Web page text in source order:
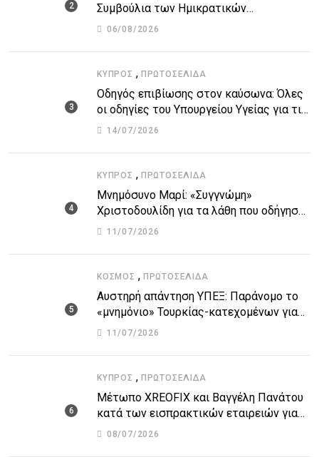
Συμβούλια των Ημικρατικών
Οργανισμών – Όλη η λίστα με τα
06/08/2026
ΚΎΠΡΟΣ , ΠΡΩΤΟΣΈΛΙΔΑ
Οδηγός επιβίωσης στον καύσωνα: Όλες
οι οδηγίες του Υπουργείου Υγείας για τις
υψηλές θερμοκρασίες
14/07/2026
ΚΎΠΡΟΣ , ΠΡΩΤΟΣΈΛΙΔΑ
Μνημόσυνο Μαρί: «Συγγνώμη»
Χριστοδουλίδη για τα λάθη που οδήγησαν
στην τραγωδία
11/07/2026
ΚΌΣΜΟΣ , ΠΡΩΤΟΣΈΛΙΔΑ
Αυστηρή απάντηση ΥΠΕΞ: Παράνομο το
«μνημόνιο» Τουρκίας-κατεχομένων για
τον υποθαλάσσιο αγωγό
11/07/2026
ΚΎΠΡΟΣ , ΠΡΩΤΟΣΈΛΙΔΑ
Μέτωπο XREOFIX και Βαγγέλη Πανάτου
κατά των εισπρακτικών εταιρειών για
την προστασία των δανειοληπτών
08/07/2026